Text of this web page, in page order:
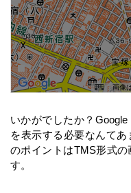
いかがでしたか？
を表示する必要なんて
のポイントはTMS形式
す。